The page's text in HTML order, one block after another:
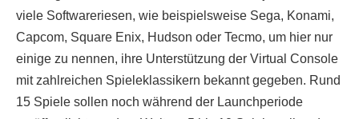
viele Softwareriesen, wie beispielsweise Sega, Konami,
Capcom, Square Enix, Hudson oder Tecmo, um hier nur
einige zu nennen, ihre Unterstützung der Virtual Console
mit zahlreichen Spieleklassikern bekannt gegeben. Rund
15 Spiele sollen noch während der Launchperiode